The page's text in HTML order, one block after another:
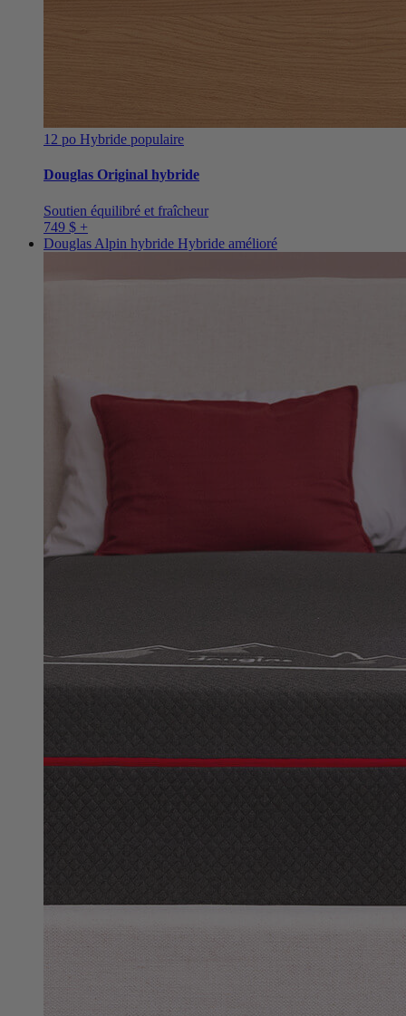
12 po Hybride populaire
Douglas Original hybride
Soutien équilibré et fraîcheur
749 $ +
Douglas Alpin hybride Hybride amélioré